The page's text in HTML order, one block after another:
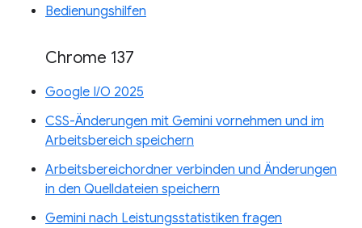
Bedienungshilfen
Chrome 137
Google I/O 2025
CSS-Änderungen mit Gemini vornehmen und im
Arbeitsbereich speichern
Arbeitsbereichordner verbinden und Änderungen
in den Quelldateien speichern
Gemini nach Leistungsstatistiken fragen